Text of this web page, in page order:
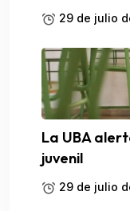
29 de julio
La UBA
juvenil
29 de julio